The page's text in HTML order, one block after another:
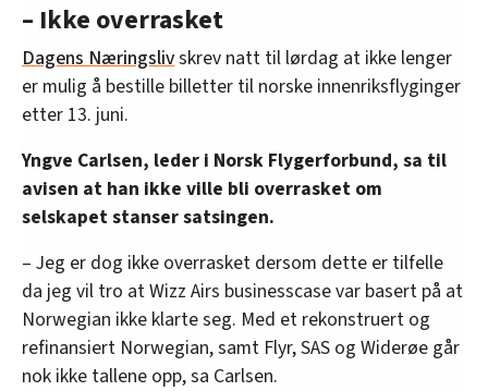
– Ikke overrasket
Dagens Næringslivskrev natt til lørdag at ikke lenger
er mulig å bestille billetter til norske innenriksflyginger
etter 13. juni.
Yngve Carlsen, leder i Norsk Flygerforbund, sa til
avisen at han ikke ville bli overrasket om
selskapet stanser satsingen.
– Jeg er dog ikke overrasket dersom dette er tilfelle
da jeg vil tro at Wizz Airs businesscase var basert på at
Norwegian ikke klarte seg. Med et rekonstruert og
refinansiert Norwegian, samt Flyr, SAS og Widerøe går
nok ikke tallene opp, sa Carlsen.